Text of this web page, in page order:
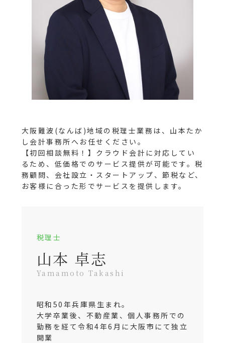
大阪難波(なんば)地域の税理士業務は、山本たか
し会計事務所へお任せください。
【初回相談無料！】クラウド会計に対応してい
るため、低価格でのサービス提供が可能です。税
務顧問、会社設立・スタートアップ、節税など、
お客様に合った形でサービスを提供します。
税理士
山本 卓志
Yamamoto Takashi
昭和50年兵庫県生まれ。
大学卒業後、不動産業、個人事務所での
勤務を経て令和4年6月に大阪市にて独立
開業